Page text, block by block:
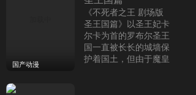
股大喜 鹿野千夏 蝶野
雏 别名：青春之箱/青
之箱 简介：女羽毛球部
的成员猪股大喜暗恋女
子篮球部的鹿野千夏学
国产动漫
《不死者之王 剧场版
圣王国篇》以圣王妃卡
尔卡为首的罗布尔圣王
国一直被长长的城墙保
护着国土，但由于魔皇